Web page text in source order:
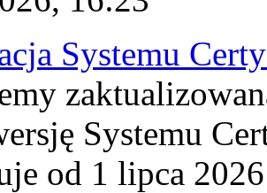
Systemu
Systemu
od 1 lipca